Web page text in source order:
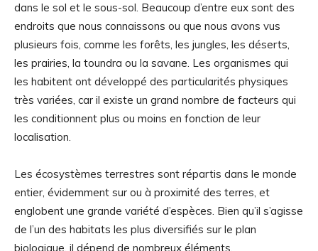
dans le sol et le sous-sol. Beaucoup d’entre eux sont des
endroits que nous connaissons ou que nous avons vus
plusieurs fois, comme les forêts, les jungles, les déserts,
les prairies, la toundra ou la savane. Les organismes qui
les habitent ont développé des particularités physiques
très variées, car il existe un grand nombre de facteurs qui
les conditionnent plus ou moins en fonction de leur
localisation.
Les écosystèmes terrestres sont répartis dans le monde
entier, évidemment sur ou à proximité des terres, et
englobent une grande variété d’espèces. Bien qu’il s’agisse
de l’un des habitats les plus diversifiés sur le plan
biologique, il dépend de nombreux éléments,